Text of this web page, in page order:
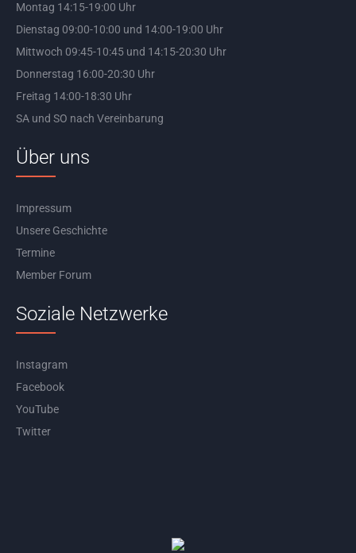
Montag 14:15-19:00 Uhr
Dienstag 09:00-10:00 und 14:00-19:00 Uhr
Mittwoch 09:45-10:45 und 14:15-20:30 Uhr
Donnerstag 16:00-20:30 Uhr
Freitag 14:00-18:30 Uhr
SA und SO nach Vereinbarung
Über uns
Impressum
Unsere Geschichte
Termine
Member Forum
Soziale Netzwerke
Instagram
Facebook
YouTube
Twitter